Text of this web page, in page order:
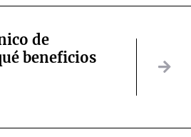
de
beneficios